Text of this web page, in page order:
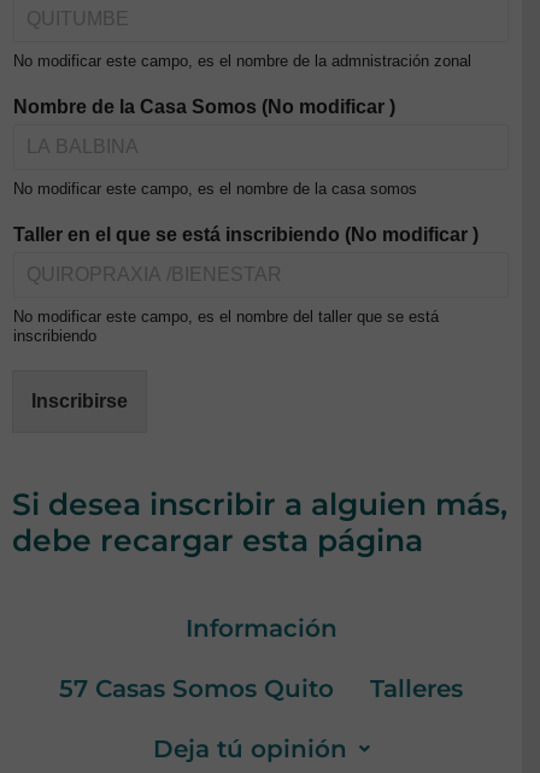
No modificar este campo, es el nombre de la admnistración zonal
Nombre de la Casa Somos (No modificar )
No modificar este campo, es el nombre de la casa somos
Taller en el que se está inscribiendo (No modificar )
No modificar este campo, es el nombre del taller que se está
inscribiendo
Inscribirse
Si desea inscribir a alguien más,
debe recargar esta página
Información
57 Casas Somos Quito Talleres
Deja tú opinión